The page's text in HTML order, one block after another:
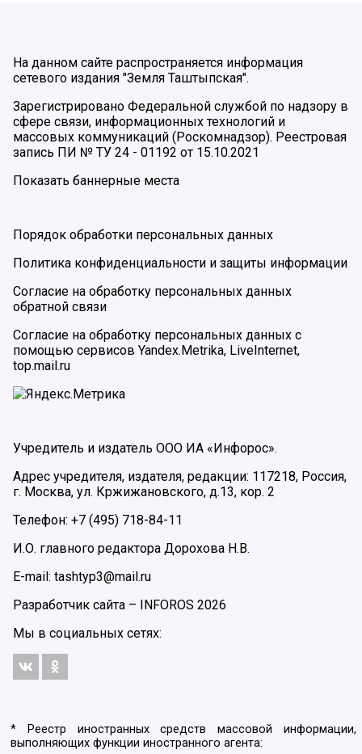
На данном сайте распространяется информация
сетевого издания "Земля Таштыпская".
Зарегистрировано Федеральной службой по надзору в
сфере связи, информационных технологий и
массовых коммуникаций (Роскомнадзор). Реестровая
запись ПИ № ТУ 24 - 01192 от 15.10.2021
Показать баннерные места
Порядок обработки персональных данных
Политика конфиденциальности и защиты информации
Согласие на обработку персональных данных
обратной связи
Согласие на обработку персональных данных с
помощью сервисов Yandex.Metrika, LiveInternet,
top.mail.ru
Учредитель и издатель ООО ИА «Инфорос».
Адрес учредителя, издателя, редакции: 117218, Россия,
г. Москва, ул. Кржижановского, д.13, кор. 2
Телефон: +7 (495) 718-84-11
И.О. главного редактора Дорохова Н.В.
E-mail: tashtyp3@mail.ru
Разработчик сайта – INFOROS 2026
Мы в социальных сетях:
* Реестр иностранных средств массовой информации,
выполняющих функции иностранного агента: